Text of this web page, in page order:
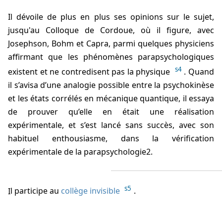
Il dévoile de plus en plus ses opinions sur le sujet,
jusqu'au Colloque de Cordoue, où il figure, avec
Josephson, Bohm et Capra, parmi quelques physiciens
affirmant que les phénomènes parapsychologiques
existent et ne contredisent pas la physique s4 . Quand
il s’avisa d’une analogie possible entre la psychokinèse
et les états corrélés en mécanique quantique, il essaya
de prouver qu’elle en était une réalisation
expérimentale, et s’est lancé sans succès, avec son
habituel enthousiasme, dans la vérification
expérimentale de la parapsychologie2.
Il participe au collège invisible s5 .